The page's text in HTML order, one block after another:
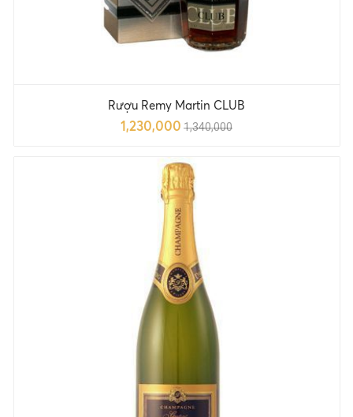
Rượu Remy Martin CLUB
1,230,000 1,340,000